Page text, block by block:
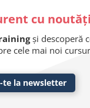
cu
și descoperă
mai noi
te la newsletter